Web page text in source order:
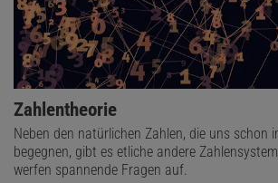
Zahlentheorie
Neben den natürlichen Zahlen, die uns schon
begegnen, gibt es etliche andere
werfen spannende Fragen auf.